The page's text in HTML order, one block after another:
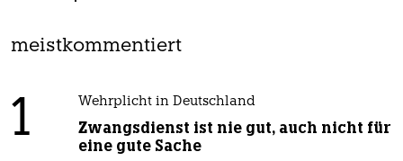
meistkommentiert
1 Wehrplicht in Deutschland
Zwangsdienst ist nie gut, auch nicht für
eine gute Sache